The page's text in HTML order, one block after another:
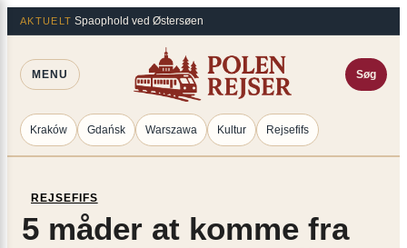
Spring
til
indhold
AKTUELT Spaophold ved Østersøen
MENU Søg
Kraków Gdańsk Warszawa Kultur Rejsefifs
REJSEFIFS
5 måder at komme fra